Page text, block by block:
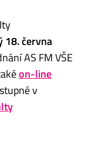
18. června
AS FM VŠE
on-line
v